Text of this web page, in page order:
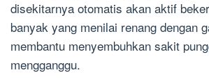
disekitarnya otomatis akan aktif
banyak yang menilai renang dengan
membantu menyembuhkan sakit
mengganggu.